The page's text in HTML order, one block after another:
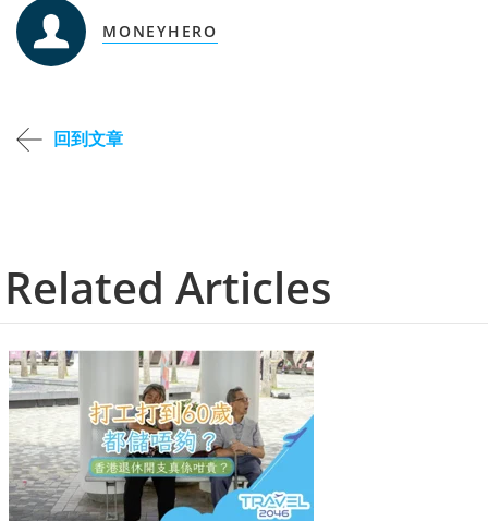
MONEYHERO
回到文章
Related Articles